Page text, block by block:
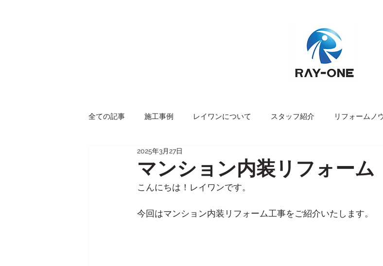
全ての記事 施工事例 レイワンについて スタッフ紹介 リフォームノ
商品紹介
マンション内装リフォーム
2025年3月27日
こんにちは！レイワンです。
今回はマンション内装リフォーム工事をご紹介いたします。